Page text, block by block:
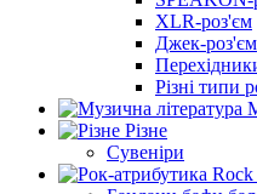
XLR-роз'єм
Джек-роз'єм
Різні типи
Різне
Сувеніри